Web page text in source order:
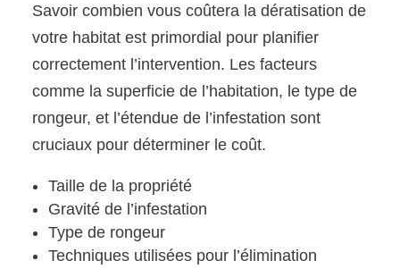
Savoir combien vous coûtera la dératisation de
votre habitat est primordial pour planifier
correctement l’intervention. Les facteurs
comme la superficie de l’habitation, le type de
rongeur, et l’étendue de l’infestation sont
cruciaux pour déterminer le coût.
Taille de la propriété
Gravité de l’infestation
Type de rongeur
Techniques utilisées pour l’élimination